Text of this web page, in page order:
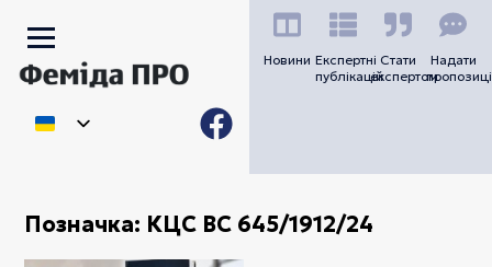
Новини Експертні
публікацій
Стати
експертом
Надати
Позначка: КЦС ВС 645/1912/24